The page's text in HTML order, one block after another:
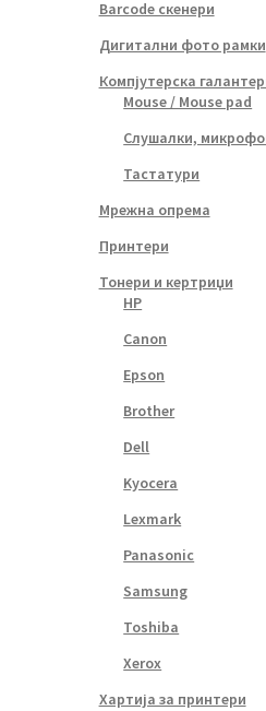
Barcode скенери
Дигитални фото рамки
Компјутерска
Mouse / Mouse pad
Слушалки,
Тастатури
Мрежна опрема
Принтери
Тонери и кертриџи
HP
Canon
Epson
Brother
Dell
Kyocera
Lexmark
Panasonic
Samsung
Toshiba
Xerox
Хартија за принтери